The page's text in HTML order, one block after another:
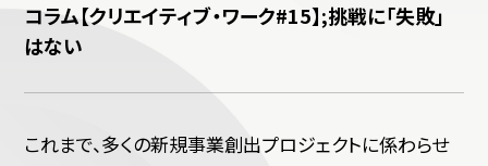
コラム【クリエイティブ・ワーク#15】;挑戦に「失敗」
はない
これまで、多くの新規事業創出プロジェクトに係わらせ